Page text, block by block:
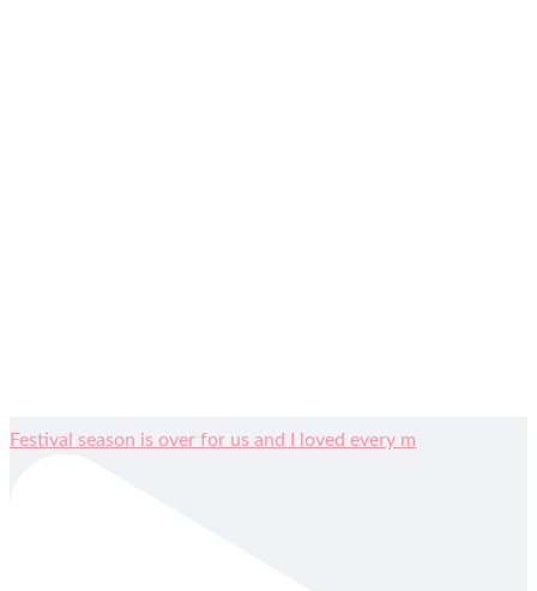
Festival season is over for us and I loved every m